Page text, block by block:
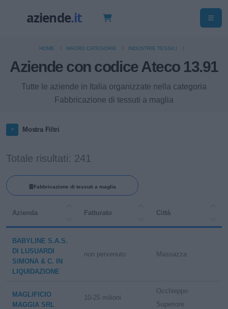
Aziende con codice Ateco 13.91
Tutte le aziende in Italia organizzate nella categoria
Fabbricazione di tessuti a maglia
HOME MACRO CATEGORIE INDUSTRIE TESSILI
Mostra Filtri
Totale risultati: 241
Fabbricazione di tessuti a maglia
Azienda Fatturato Città
BABYLINE S.A.S.
DI LUSUARDI
SIMONA & C. IN
LIQUIDAZIONE
non pervenuto Massazza
MAGLIFICIO
MAGGIA SRL
10-25 milioni
Occhieppo
Superiore